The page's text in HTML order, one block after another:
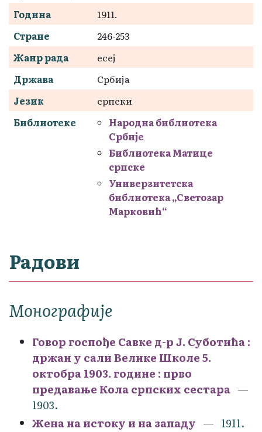
Година
1911.
Стране
246-253
Жанр рада
есеј
Држава
Србија
Језик
српски
Библиотеке
Народна библиотека
Србије
Библиотека Матице
српске
Универзитетска
библиотека „Светозар
Марковић“
Радови
Монографије
Говор госпође Савке д-р Ј. Суботића :
држан у сали Велике Школе 5.
октобра 1903. године : прво
предавање Кола српских сестара
1903.
Жена на истоку и на западу
1911.